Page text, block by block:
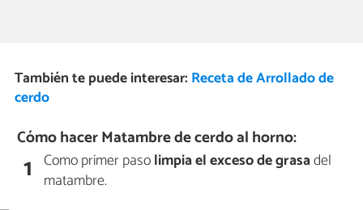
También te puede interesar: Receta de Arrollado de
cerdo
Cómo hacer Matambre de cerdo al horno:
1 Como primer pasolimpia el exceso de grasadel
matambre.